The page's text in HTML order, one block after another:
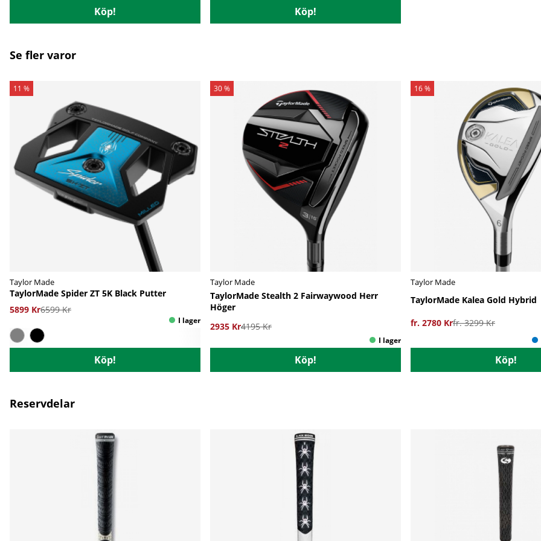
Köp! Köp!
Se fler varor
11 %
Taylor Made
TaylorMade Spider ZT 5K Black Putter
5899 Kr6599 Kr
Köp!
30 %
Taylor Made
TaylorMade Stealth 2 Fairwaywood Herr
Höger
2935 Kr4195 Kr
Köp!
16 %
Taylor Made
TaylorMade Kalea Gold Hybrid
fr. 2780 Krfr. 3299 Kr
Köp!
Reservdelar